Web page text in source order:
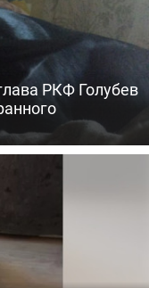
РКФ Голубев